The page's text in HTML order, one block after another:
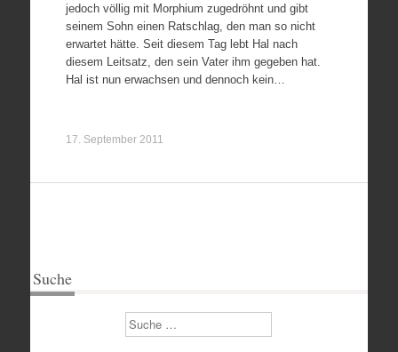
jedoch völlig mit Morphium zugedröhnt und gibt
seinem Sohn einen Ratschlag, den man so nicht
erwartet hätte. Seit diesem Tag lebt Hal nach
diesem Leitsatz, den sein Vater ihm gegeben hat.
Hal ist nun erwachsen und dennoch kein…
17. September 2011
Suche
Suchen